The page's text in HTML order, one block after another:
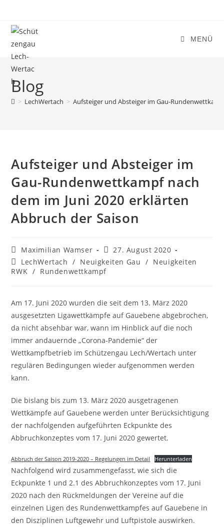
springen
MENÜ
Blog
> LechWertach > Aufsteiger und Absteiger im Gau-
Aufsteiger und Absteiger im
Gau-Rundenwettkampf nach
dem im Juni 2020 erklärten
Abbruch der Saison
Beitrags-
Autor:
Maximilian Wamser
Beitrag
veröffentlicht:
27. August 2020
Beitrags-
Kategorie:
LechWertach / Neuigkeiten Gau / Neuigkeiten
RWK / Rundenwettkampf
Am 17. Juni 2020 wurden die seit dem 13. März 2020
ausgesetzten Ligawettkämpfe auf Gauebene abgebrochen,
da nicht absehbar war, wann im Hinblick auf die noch
immer andauernde „Corona-Pandemie“ der
Wettkampfbetrieb im Schützengau Lech/Wertach unter
regulären Bedingungen wieder aufgenommen werden
kann.
Die bislang bis zum 13. März 2020 ausgetragenen
Wettkämpfe auf Gauebene werden unter Berücksichtigung
der nachfolgenden aufgeführten Eckpunkte des
Abbruchkonzeptes vom 17. Juni 2020 gewertet.
Abbruch der Saison 2019-2020 – Regelungen im Detail Herunterladen
Nachfolgend wird zusammengefasst, wie sich die
Eckpunkte 1 und 2.1 des Abbruchkonzeptes vom 17. Juni
2020 nach den Rückmeldungen der Vereine auf die
einzelnen Ligen des Rundenwettkampfes auf Gauebene in
den Disziplinen Luftgewehr und Luftpistole auswirken.